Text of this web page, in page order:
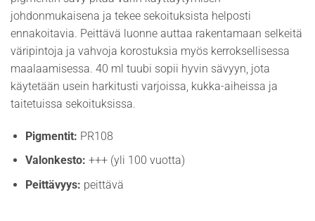
johdonmukaisena ja tekee sekoituksista helposti
ennakoitavia. Peittävä luonne auttaa rakentamaan selkeitä
väripintoja ja vahvoja korostuksia myös kerroksellisessa
maalaamisessa. 40 ml tuubi sopii hyvin sävyyn, jota
käytetään usein harkitusti varjoissa, kukka-aiheissa ja
taitetuissa sekoituksissa.
Pigmentit: PR108
Valonkesto: +++ (yli 100 vuotta)
Peittävyys: peittävä